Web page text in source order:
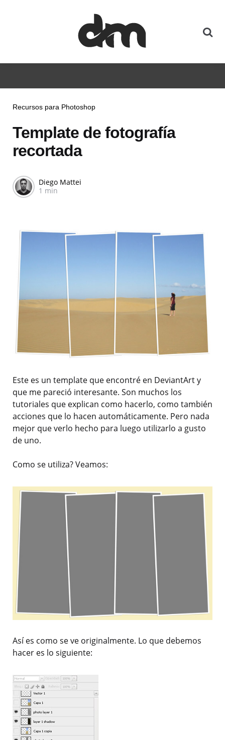
Recursos para Photoshop
Template de fotografía
recortada
Diego Mattei
1 min
Este es un template que encontré en DeviantArt y
que me pareció interesante. Son muchos los
tutoriales que explican como hacerlo, como también
acciones que lo hacen automáticamente. Pero nada
mejor que verlo hecho para luego utilizarlo a gusto
de uno.
Como se utiliza? Veamos:
Así es como se ve originalmente. Lo que debemos
hacer es lo siguiente: